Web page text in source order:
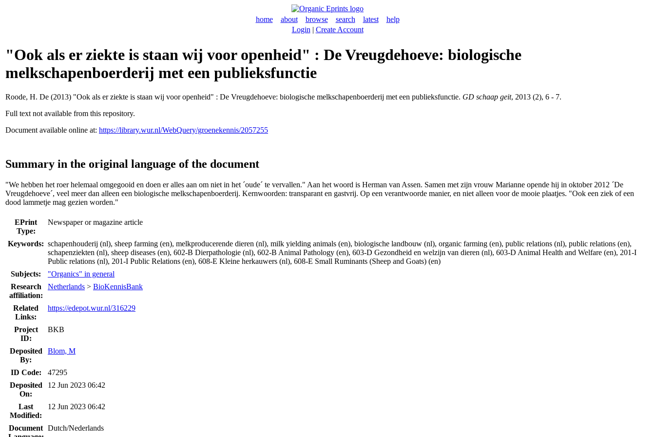
home about browse search latest
help
Login | Create Account
"Ook als er ziekte is staan wij voor openheid" : De Vreugdehoeve: biologische
melkschapenboerderij met een publieksfunctie
Roode, H. De (2013) "Ook als er ziekte is staan wij voor openheid" : De Vreugdehoeve: biologische melkschapenboerderij met een publieksfunctie. GD schaap geit, 2013 (2), 6 - 7.
Full text not available from this repository.
Document available online at: https://library.wur.nl/WebQuery/groenekennis/2057255
Summary in the original language of the document
"We hebben het roer helemaal omgegooid en doen er alles aan om niet in het ´oude´ te vervallen." Aan het woord is Herman van Assen. Samen met zijn vrouw Marianne opende hij in oktober 2012 ´De
Vreugdehoeve´, veel meer dan alleen een biologische melkschapenboerderij. Kernwoorden: transparant en gastvrij. Op een verantwoorde manier, en niet alleen voor de mooie plaatjes. "Ook een ziek of een
dood lammetje mag gezien worden."
EPrint
Type:
Newspaper or magazine article
Keywords: schapenhouderij (nl), sheep farming (en), melkproducerende dieren (nl), milk yielding animals (en), biologische landbouw (nl), organic farming (en), public relations (nl), public relations (en),
schapenziekten (nl), sheep diseases (en), 602-B Dierpathologie (nl), 602-B Animal Pathology (en), 603-D Gezondheid en welzijn van dieren (nl), 603-D Animal Health and Welfare (en), 201-I
Public relations (nl), 201-I Public Relations (en), 608-E Kleine herkauwers (nl), 608-E Small Ruminants (Sheep and Goats) (en)
Subjects:
"Organics" in general
Research
affiliation:
Netherlands > BioKennisBank
Related
Links:
https://edepot.wur.nl/316229
Project
ID:
BKB
Deposited
By:
Blom, M
ID Code:
47295
Deposited
On:
12 Jun 2023 06:42
Last
Modified:
12 Jun 2023 06:42
Document Dutch/Nederlands